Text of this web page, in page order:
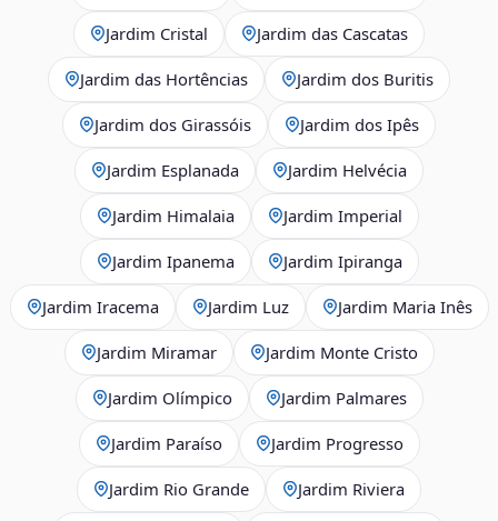
Jardim Cristal Jardim das Cascatas
Jardim das Hortências Jardim dos Buritis
Jardim dos Girassóis Jardim dos Ipês
Jardim Esplanada Jardim Helvécia
Jardim Himalaia Jardim Imperial
Jardim Ipanema Jardim Ipiranga
Jardim Iracema Jardim Luz Jardim Maria Inês
Jardim Miramar Jardim Monte Cristo
Jardim Olímpico Jardim Palmares
Jardim Paraíso Jardim Progresso
Jardim Rio Grande Jardim Riviera